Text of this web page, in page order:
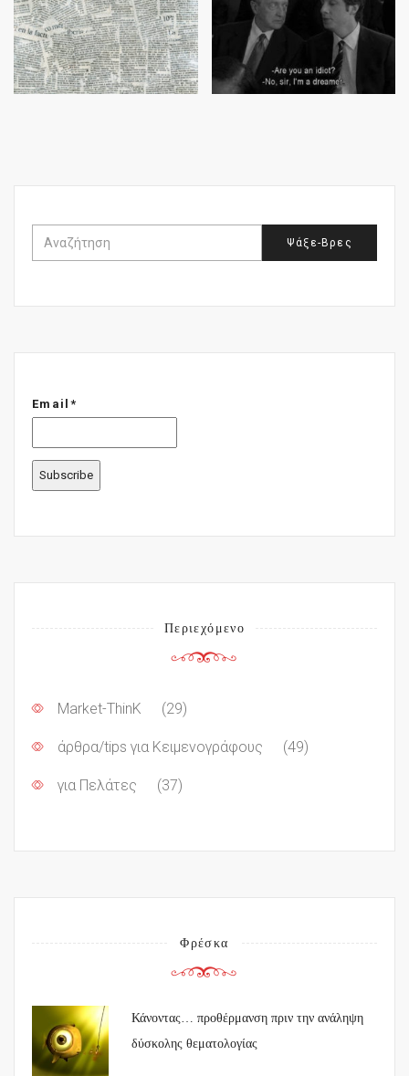
Email*
Περιεχόμενο
Market-ThinK (29)
άρθρα/tips για Κειμενογράφους (49)
για Πελάτες (37)
Φρέσκα
Κάνοντας… προθέρμανση πριν την ανάληψη
δύσκολης θεματολογίας